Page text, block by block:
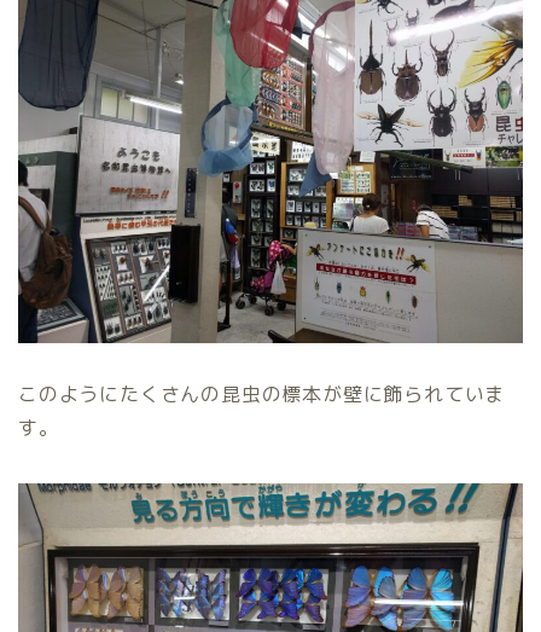
このようにたくさんの昆虫の標本が壁に飾られていま
す。